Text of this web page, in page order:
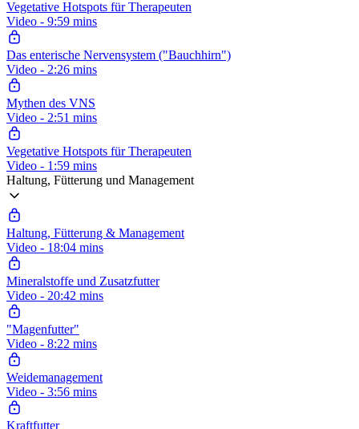
Vegetative Hotspots für Therapeuten
Video - 9:59 mins
Das enterische Nervensystem ("Bauchhirn")
Video - 2:26 mins
Mythen des VNS
Video - 2:51 mins
Vegetative Hotspots für Therapeuten
Video - 1:59 mins
Haltung, Fütterung und Management
Haltung, Fütterung & Management
Video - 18:04 mins
Mineralstoffe und Zusatzfutter
Video - 20:42 mins
"Magenfutter"
Video - 8:22 mins
Weidemanagement
Video - 3:56 mins
Kraftfutter